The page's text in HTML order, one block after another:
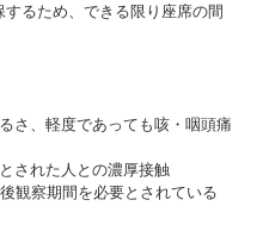
るため、できる限り座席の間
さ、軽度であっても咳・咽頭痛
された人との濃厚接触
観察期間を必要とされている